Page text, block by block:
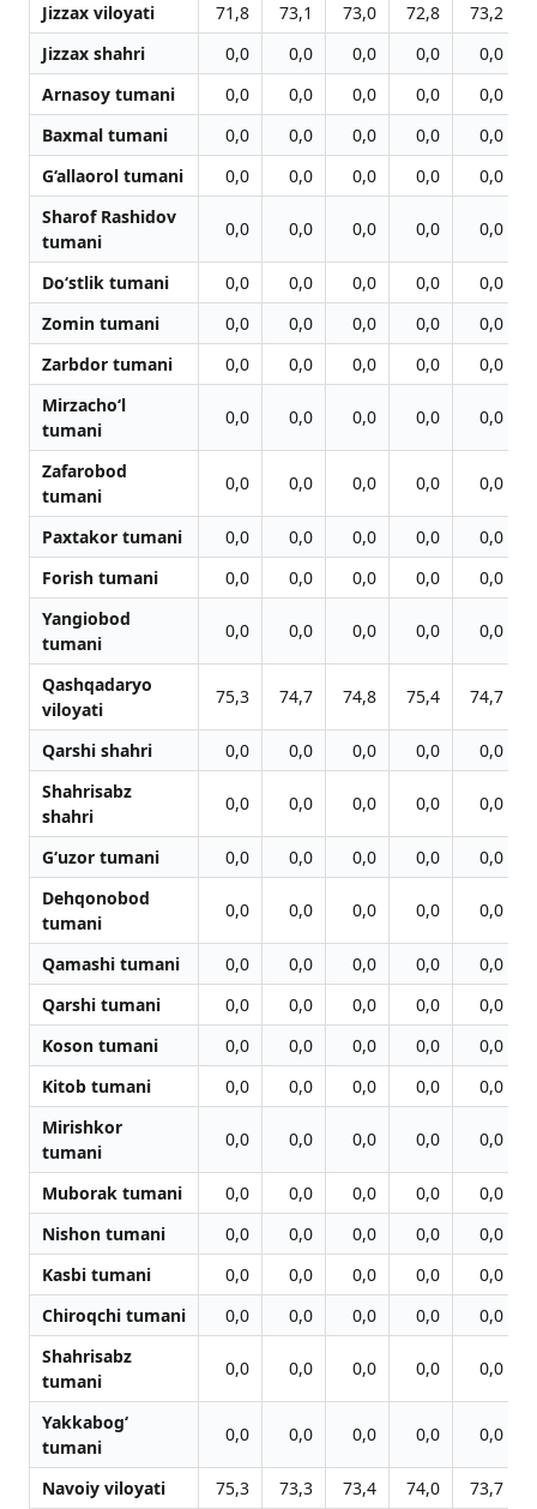
Jizzax viloyati 71,8 73,1 73,0 72,8 73,2
Jizzax shahri
0,0 0,0 0,0 0,0
0,0
Arnasoy tumani
0,0 0,0 0,0 0,0
0,0
Baxmal tumani
0,0 0,0 0,0 0,0
0,0
G‘allaorol tumani
0,0 0,0 0,0 0,0
0,0
Sharof Rashidov
tumani
0,0 0,0 0,0 0,0 0,0
Do‘stlik tumani 0,0 0,0 0,0 0,0
0,0
Zomin tumani
0,0 0,0 0,0 0,0
0,0
Zarbdor tumani
0,0 0,0 0,0 0,0
0,0
Mirzacho‘l
tumani
0,0 0,0 0,0 0,0 0,0
Zafarobod
tumani
0,0 0,0 0,0 0,0 0,0
Paxtakor tumani 0,0 0,0 0,0 0,0
0,0
Forish tumani
0,0 0,0 0,0 0,0
0,0
Yangiobod
tumani
0,0 0,0 0,0 0,0 0,0
Qashqadaryo
viloyati
75,3 74,7 74,8 75,4 74,7
Qarshi shahri 0,0 0,0 0,0 0,0
0,0
Shahrisabz
shahri
0,0 0,0 0,0 0,0 0,0
G‘uzor tumani 0,0 0,0 0,0 0,0
0,0
Dehqonobod
tumani
0,0 0,0 0,0 0,0 0,0
Qamashi tumani 0,0 0,0 0,0 0,0
0,0
Qarshi tumani
0,0 0,0 0,0 0,0
0,0
Koson tumani
0,0 0,0 0,0 0,0
0,0
Kitob tumani
0,0 0,0 0,0 0,0
0,0
Mirishkor
tumani
0,0 0,0 0,0 0,0 0,0
Muborak tumani 0,0 0,0 0,0 0,0
0,0
Nishon tumani
0,0 0,0 0,0 0,0
0,0
Kasbi tumani
0,0 0,0 0,0 0,0
0,0
Chiroqchi tumani
0,0 0,0 0,0 0,0
0,0
Shahrisabz
tumani
0,0 0,0 0,0 0,0 0,0
Yakkabog‘
tumani
0,0 0,0 0,0 0,0 0,0
Navoiy viloyati 75,3 73,3 73,4 74,0 73,7